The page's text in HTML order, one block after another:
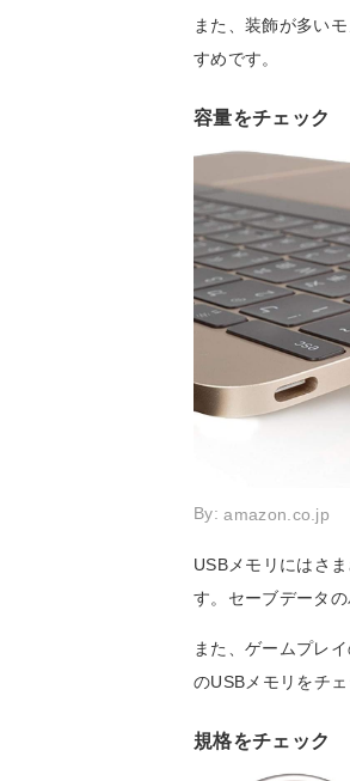
また、装飾が多い
すめです。
容量をチェック
By:amazon.co.jp
USBメモリにはさ
す。セーブデータ
また、ゲームプレ
のUSBメモリをチ
規格をチェック